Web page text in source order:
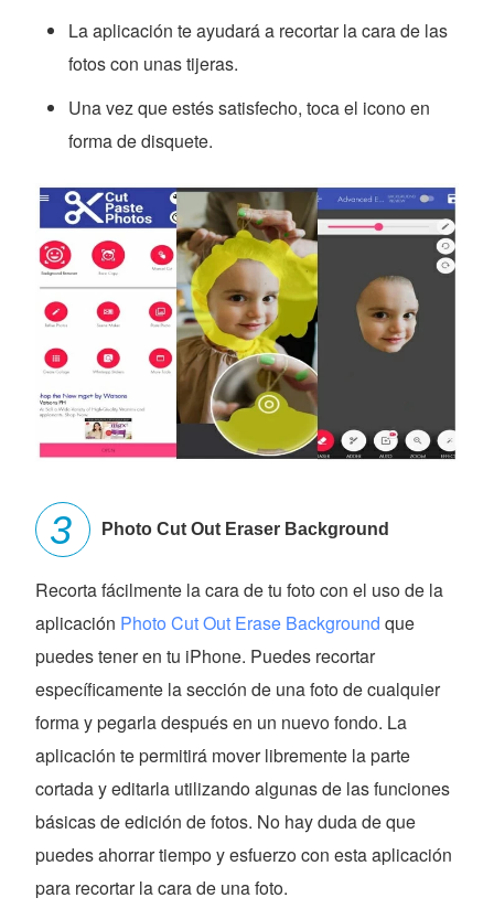
La aplicación te ayudará a recortar la cara de las
fotos con unas tijeras.
Una vez que estés satisfecho, toca el icono en
forma de disquete.
Photo Cut Out Eraser Background
Recorta fácilmente la cara de tu foto con el uso de la
aplicación Photo Cut Out Erase Background que
puedes tener en tu iPhone. Puedes recortar
específicamente la sección de una foto de cualquier
forma y pegarla después en un nuevo fondo. La
aplicación te permitirá mover libremente la parte
cortada y editarla utilizando algunas de las funciones
básicas de edición de fotos. No hay duda de que
puedes ahorrar tiempo y esfuerzo con esta aplicación
para recortar la cara de una foto.